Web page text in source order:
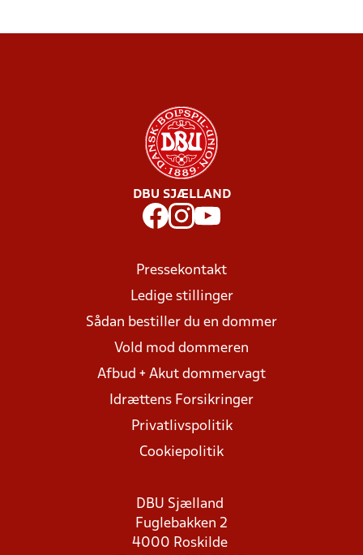
DBU SJÆLLAND
Pressekontakt
Ledige stillinger
Sådan bestiller du en dommer
Vold mod dommeren
Afbud + Akut dommervagt
Idrættens Forsikringer
Privatlivspolitik
Cookiepolitik
DBU Sjælland
Fuglebakken 2
4000 Roskilde